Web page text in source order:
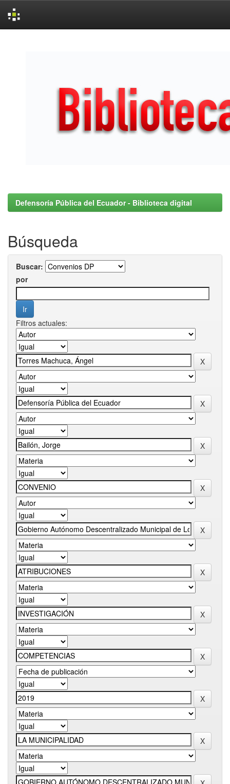
Defensoría Pública del Ecuador - Biblioteca digital
Búsqueda
Buscar:
por
Filtros actuales: